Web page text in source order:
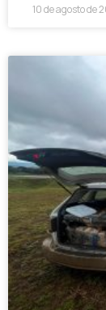
10 de agosto de